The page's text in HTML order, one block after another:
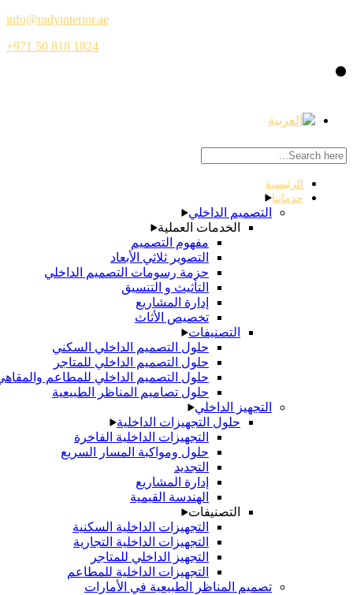
info@radyinterior.ae
+971 50 818 1824
الرئيسية
خدماتنا
التصميم الداخلي
الخدمات العملية
مفهوم التصميم
التصوير ثلاثي الأبعاد
حزمة رسومات التصميم الداخلي
التأثيث و التنسيق
إدارة المشاريع
تخصيص الأثاث
التصنيفات
حلول التصميم الداخلي السكني
حلول التصميم الداخلي للمتاجر
حلول التصميم الداخلي للمطاعم والمقاهي
حلول تصاميم المناظر الطبيعية
التجهيز الداخلي
حلول التجهيزات الداخلية
التجهيزات الداخلية الفاخرة
حلول ومواكبة المسار السريع
التجديد
إدارة المشاريع
الهندسة القيمية
التصنيفات
التجهيزات الداخلية السكنية
التجهيزات الداخلية التجارية
التجهيز الداخلي للمتاجر
التجهيزات الداخلية للمطاعم
تصميم المناظر الطبيعية في الأمارات